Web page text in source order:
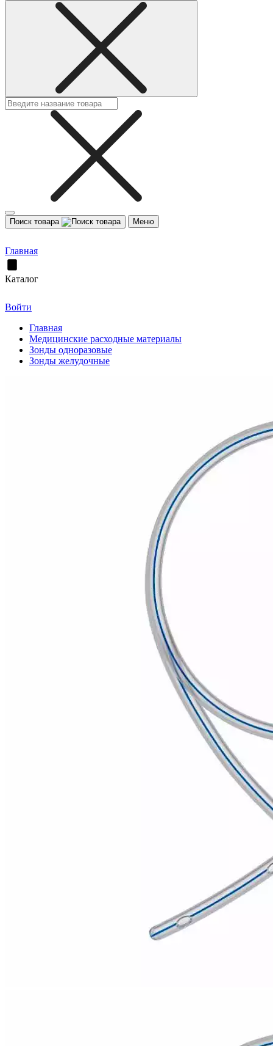
Поиск товара Меню
Главная
Каталог
Войти
Главная
Медицинские расходные материалы
Зонды одноразовые
Зонды желудочные